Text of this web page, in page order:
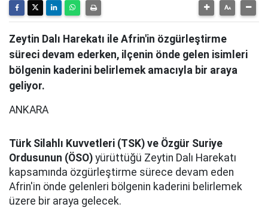
Zeytin Dalı Harekatı ile Afrin'in özgürleştirme
süreci devam ederken, ilçenin önde gelen isimleri
bölgenin kaderini belirlemek amacıyla bir araya
geliyor.
ANKARA
Türk Silahlı Kuvvetleri (TSK) ve Özgür Suriye
Ordusunun (ÖSO) yürüttüğü Zeytin Dalı Harekatı
kapsamında özgürleştirme sürece devam eden
Afrin'in önde gelenleri bölgenin kaderini belirlemek
üzere bir araya gelecek.